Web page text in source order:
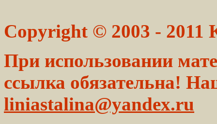
Copyright © 2003 - 2011
При использовании
ссылка обязательна!
liniastalina@yandex.ru